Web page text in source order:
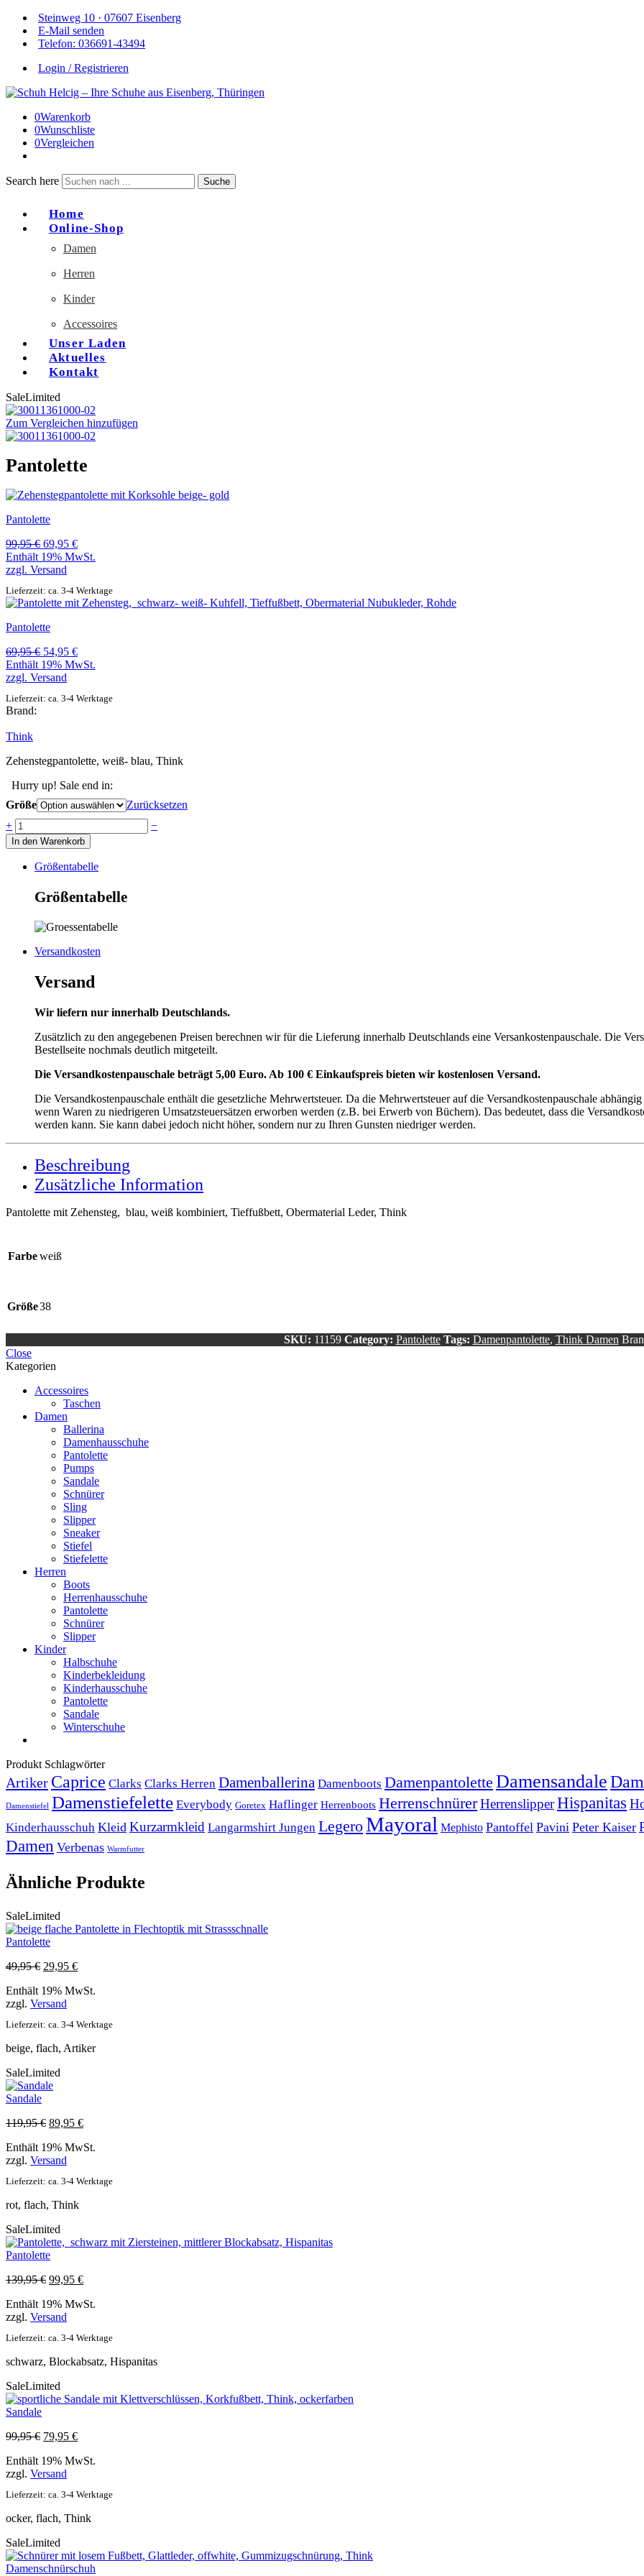
Steinweg 10 · 07607 Eisenberg
E-Mail senden
Telefon: 036691-43494
Login / Registrieren
0Warenkorb
0Wunschliste
0Vergleichen
Search here Suche
Home
Online-Shop
Damen
Herren
Kinder
Accessoires
Unser Laden
Aktuelles
Kontakt
SaleLimited
Zum Vergleichen hinzufügen
Pantolette
Pantolette
99,95€ Ursprünglicher
Preis
war:
69,95 €Aktueller
Preis
Enthält 19% MwSt.
zzgl. Versand
Lieferzeit: ca. 3-4 Werktage
Pantolette
69,95€ Ursprünglicher
Preis
war:
54,95 €Aktueller
Preis
Enthält 19% MwSt.
zzgl. Versand
Lieferzeit: ca. 3-4 Werktage
Brand:
Think
Zehenstegpantolette, weiß- blau, Think
Hurry up! Sale end in:
Größe
Zurücksetzen
Anzahl
+ −
In den Warenkorb
Größentabelle
Größentabelle
Versandkosten
Versand
Wir liefern nur innerhalb Deutschlands.
Zusätzlich zu den angegebenen Preisen berechnen wir für die Lieferung innerhalb Deutschlands eine Versankostenpauschale. Die
Bestellseite nochmals deutlich mitgeteilt.
Die Versandkostenpauschale beträgt 5,00 Euro. Ab 100 € Einkaufspreis bieten wir kostenlosen Versand.
Die Versandkostenpauschale enthält die gesetzliche Mehrwertsteuer. Da die Mehrwertsteuer auf die Versandkostenpauschale
wenn Waren zu niedrigeren Umsatzsteuersätzen erworben werden (z.B. bei Erwerb von Büchern). Das bedeutet, dass die
werden kann. Sie kann dabei jedoch nicht höher, sondern nur zu Ihren Gunsten niedriger werden.
Beschreibung
Zusätzliche Information
Pantolette mit Zehensteg, blau, weiß kombiniert, Tieffußbett, Obermaterial Leder, Think
Farbeweiß
Größe38
SKU: 11159 Category: Pantolette Tags: Damenpantolette, Think Damen
Close
Kategorien
Accessoires
Taschen
Damen
Ballerina
Damenhausschuhe
Pantolette
Pumps
Sandale
Schnürer
Sling
Slipper
Sneaker
Stiefel
Stiefelette
Herren
Boots
Herrenhausschuhe
Pantolette
Schnürer
Slipper
Kinder
Halbschuhe
Kinderbekleidung
Kinderhausschuhe
Pantolette
Sandale
Winterschuhe
Produkt Schlagwörter
Artiker Caprice Clarks Clarks Herren Damenballerina Damenboots Damenpantolette Damensandale
Damenstiefel Damenstiefelette Everybody Goretex Haflinger Herrenboots HerrenschnürerHerrenslipperHispanitas
Kinderhausschuh Kleid Kurzarmkleid Langarmshirt Jungen LegeroMayoral Mephisto Pantoffel Pavini Peter Kaiser
Damen Verbenas Warmfutter
Ähnliche Produkte
SaleLimited
Pantolette
49,95€ Ursprünglicher
war:
49,95 €
29,95 €Aktueller
ist:
Enthält 19% MwSt.
zzgl. Versand
Lieferzeit: ca. 3-4 Werktage
beige, flach, Artiker
SaleLimited
Sandale
119,95€ Ursprünglicher
war:
119,95 €
89,95 €Aktueller
ist:
Enthält 19% MwSt.
zzgl. Versand
Lieferzeit: ca. 3-4 Werktage
rot, flach, Think
SaleLimited
Pantolette
139,95€ Ursprünglicher
war:
139,95 €
99,95 €Aktueller
ist:
Enthält 19% MwSt.
zzgl. Versand
Lieferzeit: ca. 3-4 Werktage
schwarz, Blockabsatz, Hispanitas
SaleLimited
Sandale
99,95€ Ursprünglicher
war:
99,95 €
79,95 €Aktueller
ist:
Enthält 19% MwSt.
zzgl. Versand
Lieferzeit: ca. 3-4 Werktage
ocker, flach, Think
SaleLimited
Damenschnürschuh